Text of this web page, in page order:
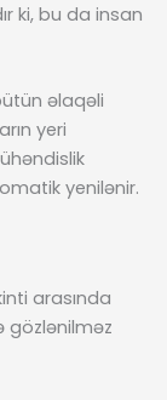
ki, bu da insan
əlaqəli
yeri
yenilənir.
arasında
gözlənilməz